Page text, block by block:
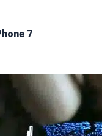
7